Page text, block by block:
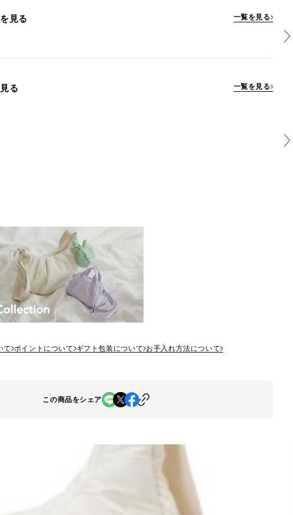
見る 一覧を見る
る 一覧を見る
て ポイントについて ギフト包装について お手入れ方法について
この商品をシェア